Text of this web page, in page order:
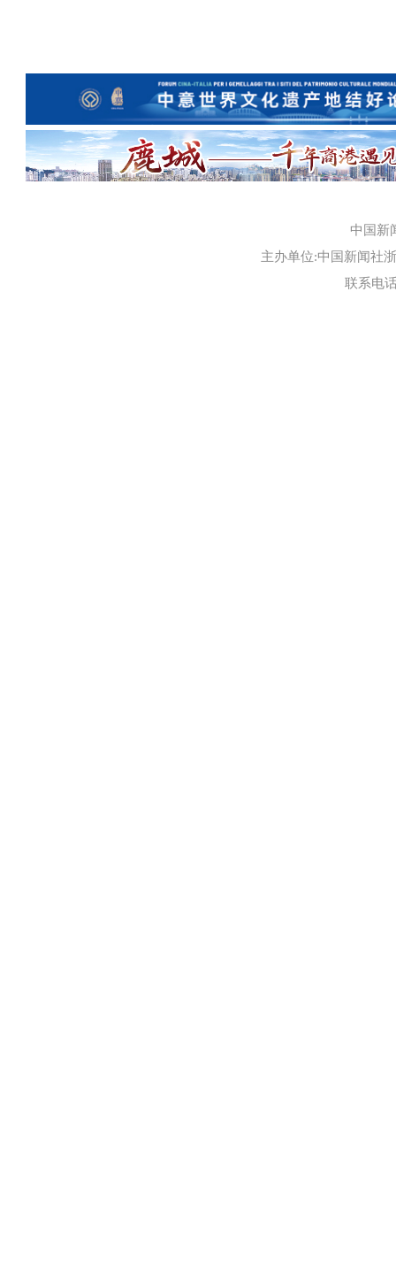
中国新
主办单位:中国新闻社
联系电